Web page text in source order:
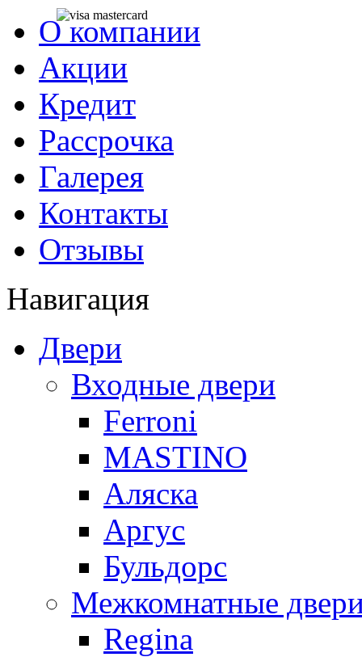
О компании
Акции
Кредит
Рассрочка
Галерея
Контакты
Отзывы
Навигация
Двери
Входные двери
Ferroni
MASTINO
Аляска
Аргус
Бульдорс
Межкомнатные
Regina